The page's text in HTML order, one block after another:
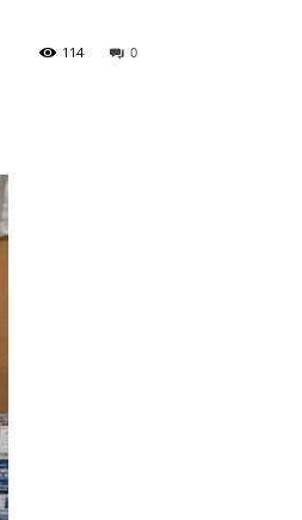
0
114